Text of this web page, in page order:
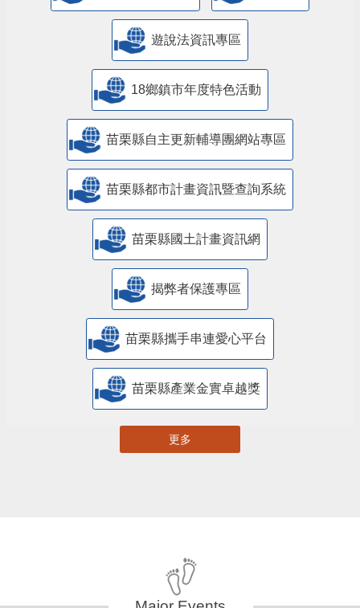
遊說法資訊專區
18鄉鎮市年度特色活動
苗栗縣自主更新輔導團網站專區
苗栗縣都市計畫資訊暨查詢系統
苗栗縣國土計畫資訊網
揭弊者保護專區
苗栗縣攜手串連愛心平台
苗栗縣產業金實卓越獎
更多